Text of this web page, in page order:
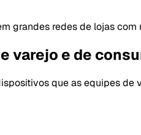
grandes redes de lojas com
varejo e de
que as equipes